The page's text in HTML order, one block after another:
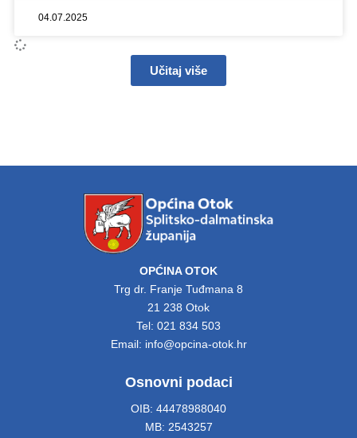
04.07.2025
Učitaj više
OPĆINA OTOK
Trg dr. Franje Tuđmana 8
21 238 Otok
Tel: 021 834 503
Email: info@opcina-otok.hr
Osnovni podaci
OIB: 44478988040
MB: 2543257